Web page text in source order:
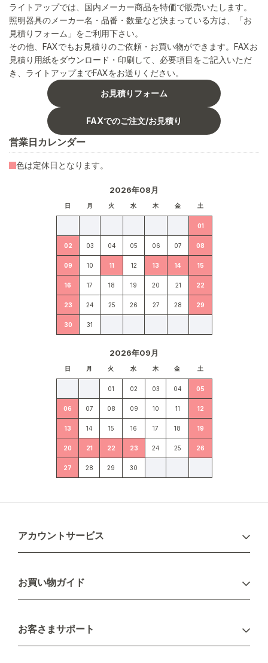
ライトアップでは、国内メーカー商品を特価で販売いたします。
照明器具のメーカー名・品番・数量など決まっている方は、「お
見積りフォーム」をご利用下さい。
その他、FAXでもお見積りのご依頼・お買い物ができます。FAXお
見積り用紙をダウンロード・印刷して、必要項目をご記入いただ
き、ライトアップまでFAXをお送りください。
お見積りフォーム
FAXでのご注文/お見積り
営業日カレンダー
2026年08月
日 月 火 水 木 金 土
01
02 03 04 05 06 07 08
09 10 11 12 13 14 15
16 17 18 19 20 21 22
23 24 25 26 27 28 29
30 31
2026年09月
日 月 火 水 木 金 土
01 02 03 04 05
06 07 08 09 10 11 12
13 14 15 16 17 18 19
20 21 22 23 24 25 26
27 28 29 30
色は定休日となります。
アカウントサービス
新規会員登録
お買い物ガイド
配送について
不良品・返品について
お客さまサポート